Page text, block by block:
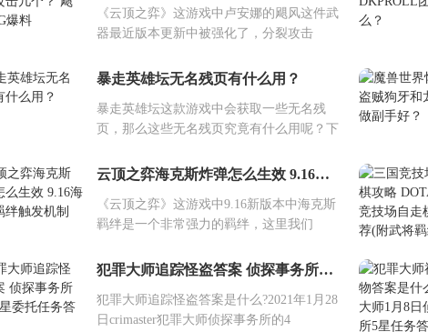
《云顶之弈》这游戏中卢安娜的飓风这件武
器最近版本更新中被强化了，分裂攻击
暴走英雄坛无名残页有什么用？
暴走英雄坛这款游戏中会获取一些无名残
页，那么这些无名残页究竟有什么用呢？下
云顶之弈海克斯炸弹怎么生效 9.16海克斯羁绊触发机制
《云顶之弈》这游戏中9.16新版本中海克斯
羁绊是一个非常强力的羁绊，这里我们
犯罪大师追踪怪盗答案 侦探事务所周四4星委托任务答案
犯罪大师追踪怪盗答案是什么?2021年1月28
日crimaster犯罪大师侦探事务所的4